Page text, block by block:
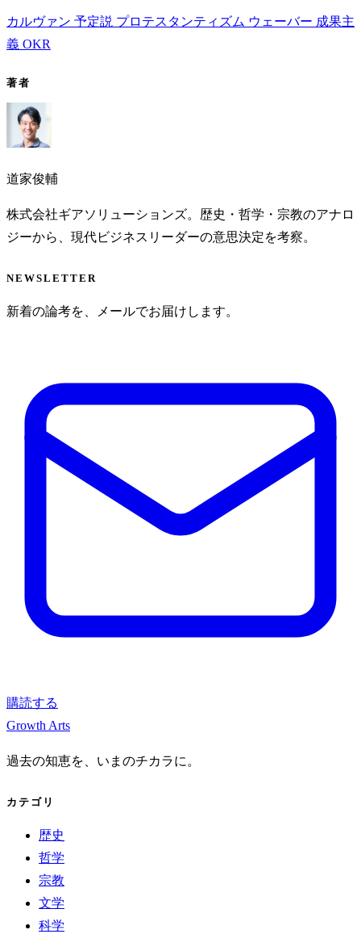
カルヴァン 予定説 プロテスタンティズム ウェーバー 成果主
義 OKR
著者
道家俊輔
株式会社ギアソリューションズ。歴史・哲学・宗教のアナロ
ジーから、現代ビジネスリーダーの意思決定を考察。
NEWSLETTER
新着の論考を、メールでお届けします。
購読する
Growth Arts
過去の知恵を、いまのチカラに。
カテゴリ
歴史
哲学
宗教
文学
科学